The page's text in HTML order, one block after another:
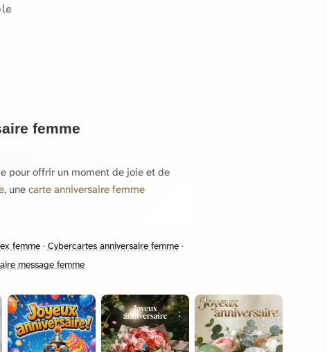
femme
pour offrir un moment de joie et de
, une carte anniversaire femme
femme· Cybercartes anniversaire femme·
message femme